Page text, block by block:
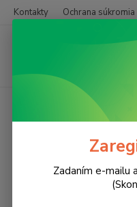
Kontakty Ochrana súkromia
Misky a podnosy
Srdce z
Zadaním e-mailu